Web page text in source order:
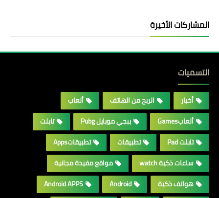
المشاركات الأخيرة
التسميات
أخبار الربح من الهاتف
ألعاب
ألعابGames
ببجي موبايل Pubg
تابلت
تابلت Pad
تطبيقات
تطبيقاتApps
ساعات ذكية watch
مواقع مفيدة مجانية
هواتف ذكية
Android
Android APPS